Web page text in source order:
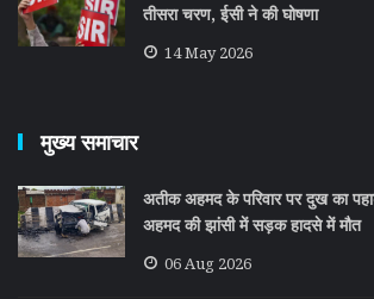
तीसरा चरण, ईसी ने की घोषणा
14 May 2026
मुख्य समाचार
अतीक अहमद के परिवार पर दुख का
अहमद की झांसी में सड़क हादसे में मौत
06 Aug 2026